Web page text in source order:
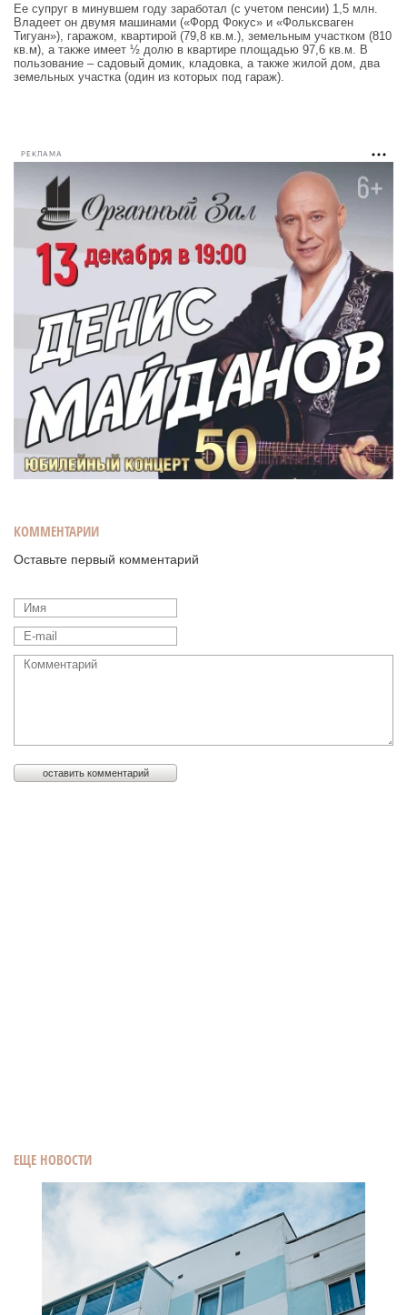
ЕЩЕ НОВОСТИ
Ее супруг в минувшем году заработал (с учетом пенсии) 1,5 млн.
Владеет он двумя машинами («Форд Фокус» и «Фольксваген
Тигуан»), гаражом, квартирой (79,8 кв.м.), земельным участком (810
кв.м), а также имеет ½ долю в квартире площадью 97,6 кв.м. В
пользование – садовый домик, кладовка, а также жилой дом, два
земельных участка (один из которых под гараж).
РЕКЛАМА
КОММЕНТАРИИ
Оставьте первый комментарий